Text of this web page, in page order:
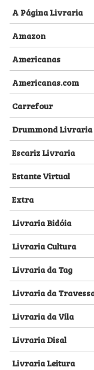
A Página Livraria
Amazon
Americanas
Americanas.com
Carrefour
Drummond Livraria
Escariz Livraria
Estante Virtual
Extra
Livraria Bidóia
Livraria Cultura
Livraria da Tag
Livraria da
Livraria da Vila
Livraria Disal
Livraria Leitura